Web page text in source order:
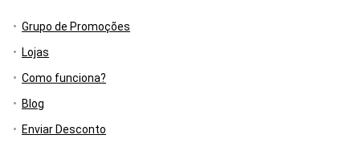
Grupo de Promoções
Lojas
Como funciona?
Blog
Enviar Desconto